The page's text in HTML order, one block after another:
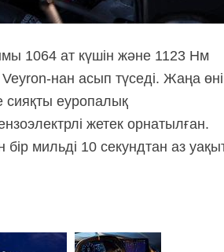
1064 ат күшін және 1123 Нм
Veyron-нан асып түседі. Жаңа
сияқты еуропалық
жетек орнатылған.
мильді 10 секундтан аз